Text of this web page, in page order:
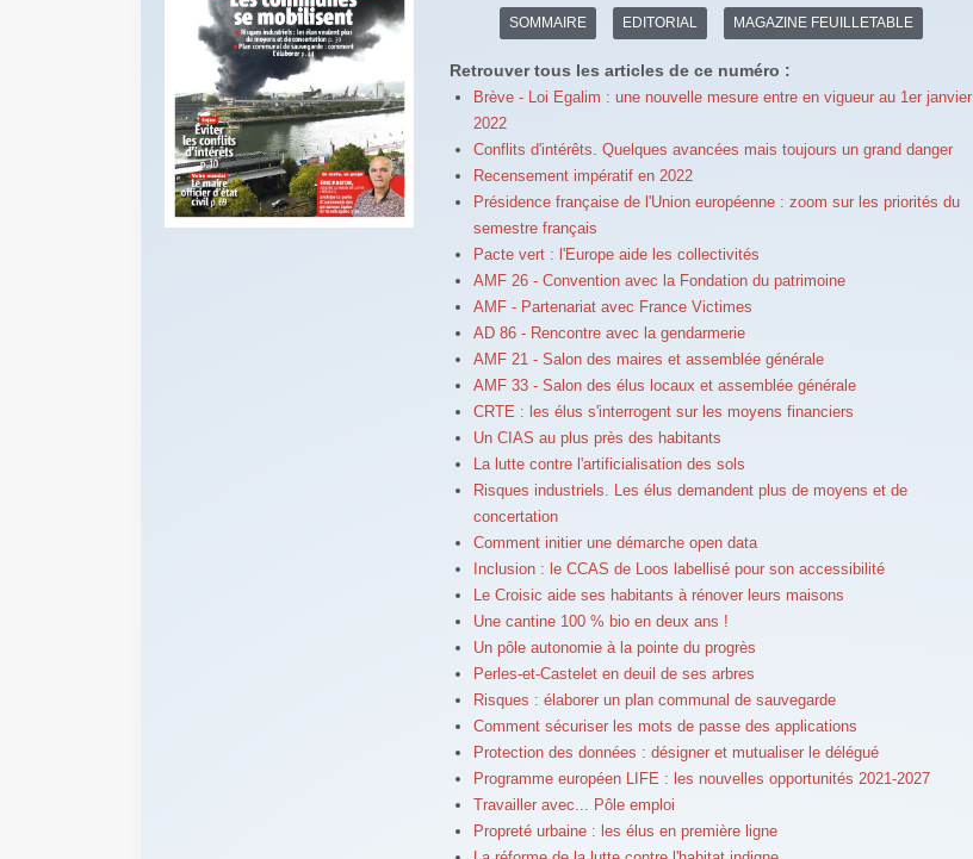
SOMMAIRE EDITORIAL MAGAZINE FEUILLETABLE
Retrouver tous les articles de ce numéro :
Brève - Loi Egalim : une nouvelle mesure entre en vigueur au 1er janvier
2022
Conflits d'intérêts. Quelques avancées mais toujours un grand danger
Recensement impératif en 2022
Présidence française de l'Union européenne : zoom sur les priorités du
semestre français
Pacte vert : l'Europe aide les collectivités
AMF 26 - Convention avec la Fondation du patrimoine
AMF - Partenariat avec France Victimes
AD 86 - Rencontre avec la gendarmerie
AMF 21 - Salon des maires et assemblée générale
AMF 33 - Salon des élus locaux et assemblée générale
CRTE : les élus s'interrogent sur les moyens financiers
Un CIAS au plus près des habitants
La lutte contre l'artificialisation des sols
Risques industriels. Les élus demandent plus de moyens et de
concertation
Comment initier une démarche open data
Inclusion : le CCAS de Loos labellisé pour son accessibilité
Le Croisic aide ses habitants à rénover leurs maisons
Une cantine 100 % bio en deux ans !
Un pôle autonomie à la pointe du progrès
Perles-et-Castelet en deuil de ses arbres
Risques : élaborer un plan communal de sauvegarde
Comment sécuriser les mots de passe des applications
Protection des données : désigner et mutualiser le délégué
Programme européen LIFE : les nouvelles opportunités 2021-2027
Travailler avec... Pôle emploi
Propreté urbaine : les élus en première ligne